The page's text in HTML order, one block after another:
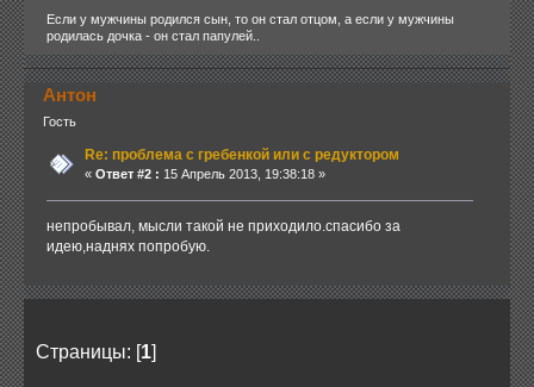
Если у мужчины родился сын, то он стал отцом, а если у мужчины
родилась дочка - он стал папулей..
Антон
Гость
Re: проблема с гpебенкой или с редуктором
« Ответ #2 : 15 Апрель 2013, 19:38:18 »
непробывал, мысли такой не приходило.спасибо за
идею,наднях попробую.
Страницы: [1]